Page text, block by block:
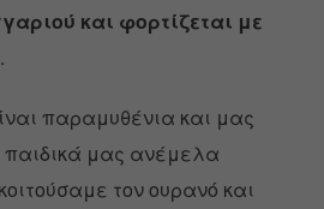
και φορτίζεται με
.
παραμυθένια και μας
μας ανέμελα
τον ουρανό και